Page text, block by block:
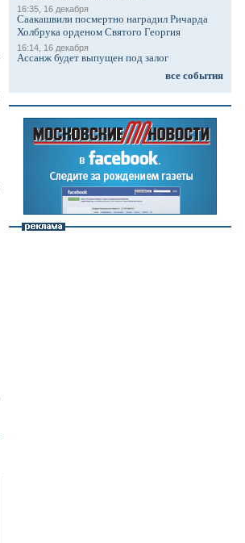
16:35, 16 декабря
Саакашвили посмертно наградил Ричарда
Холбрука орденом Святого Георгия
16:14, 16 декабря
Ассанж будет выпущен под залог
все события